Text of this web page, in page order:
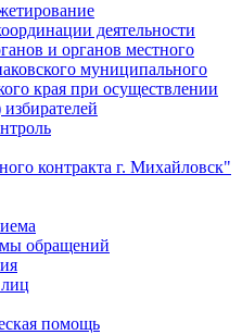
деятельности
и органов местного
муниципального
края при осуществлении
контракта г. Михайловск"
обращений
помощь